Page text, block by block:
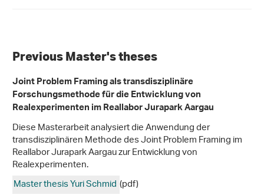
Previous Master's theses
Joint Problem Framing als transdisziplinäre
Forschungsmethode für die Entwicklung von
Realexperimenten im Reallabor Jurapark Aargau
Diese Masterarbeit analysiert die Anwendung der
transdisziplinären Methode des Joint Problem Framing im
Reallabor Jurapark Aargau zur Entwicklung von
Realexperimenten.
Master thesis Yuri Schmid(pdf)